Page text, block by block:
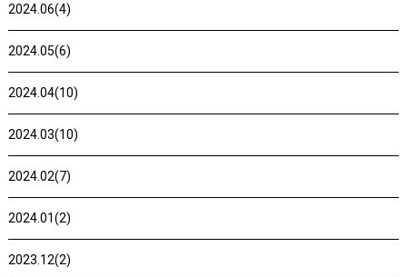
2024.06(4)
2024.05(6)
2024.04(10)
2024.03(10)
2024.02(7)
2024.01(2)
2023.12(2)